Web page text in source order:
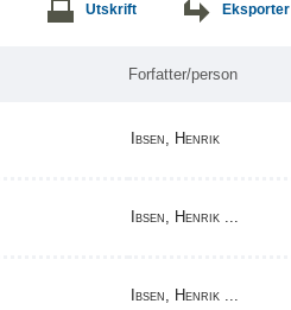
Utskrift Eksporter
Forfatter/person
Ibsen, Henrik
Ibsen, Henrik ...
Ibsen, Henrik ...